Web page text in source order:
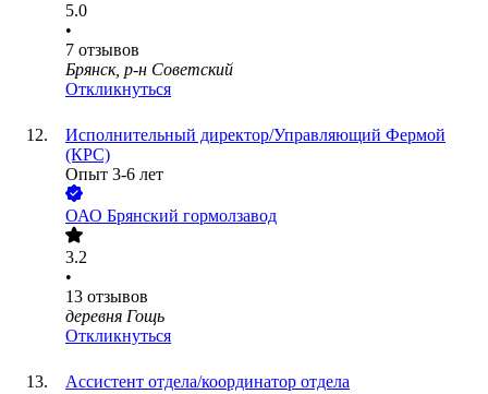
5.0
•
7 отзывов
Брянск, р-н Советский
Откликнуться
Исполнительный директор/Управляющий Фермой
(КРС)
Опыт 3-6 лет
ОАО Брянский гормолзавод
3.2
•
13 отзывов
деревня Гощь
Откликнуться
Ассистент отдела/координатор отдела